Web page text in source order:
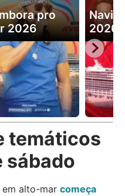
pro
2026
Navio
2026
temáticos
sábado
em alto-mar começa